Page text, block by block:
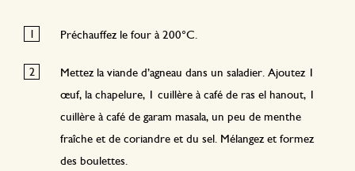
Préchauffez le four à 200°C.
Mettez la viande d’agneau dans un saladier. Ajoutez 1
œuf, la chapelure, 1 cuillère à café de ras el hanout, 1
cuillère à café de garam masala, un peu de menthe
fraîche et de coriandre et du sel. Mélangez et formez
des boulettes.